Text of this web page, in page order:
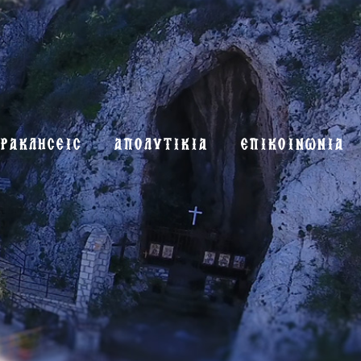
ΑΠΟΛΥΤΙΚΙΑ ΕΠΙΚΟΙΝΩΝΙΑ